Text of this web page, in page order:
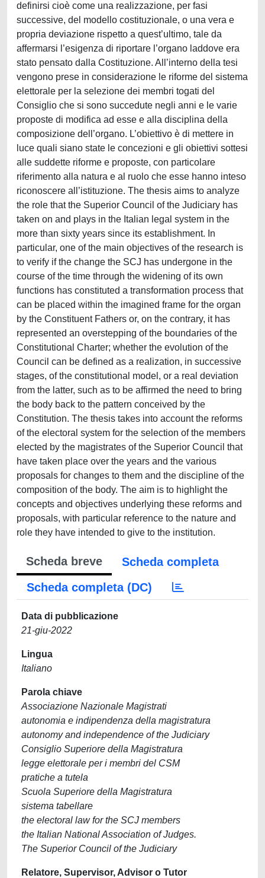
definirsi cioè come una realizzazione, per fasi
successive, del modello costituzionale, o una vera e
propria deviazione rispetto a quest’ultimo, tale da
affermarsi l’esigenza di riportare l’organo laddove era
stato pensato dalla Costituzione. All’interno della tesi
vengono prese in considerazione le riforme del sistema
elettorale per la selezione dei membri togati del
Consiglio che si sono succedute negli anni e le varie
proposte di modifica ad esse e alla disciplina della
composizione dell’organo. L’obiettivo è di mettere in
luce quali siano state le concezioni e gli obiettivi sottesi
alle suddette riforme e proposte, con particolare
riferimento alla natura e al ruolo che esse hanno inteso
riconoscere all’istituzione. The thesis aims to analyze
the role that the Superior Council of the Judiciary has
taken on and plays in the Italian legal system in the
more than sixty years since its establishment. In
particular, one of the main objectives of the research is
to verify if the change the SCJ has undergone in the
course of the time through the widening of its own
functions has constituted a transformation process that
can be placed within the imagined frame for the organ
by the Constituent Fathers or, on the contrary, it has
represented an overstepping of the boundaries of the
Constitutional Charter; whether the evolution of the
Council can be defined as a realization, in successive
stages, of the constitutional model, or a real deviation
from the latter, such as to be affirmed the need to bring
the body back to the pattern conceived by the
Constitution. The thesis takes into account the reforms
of the electoral system for the selection of the members
elected by the magistrates of the Superior Council that
have taken place over the years and the various
proposals for changes to them and the discipline of the
composition of the body. The aim is to highlight the
concepts and objectives underlying these reforms and
proposals, with particular reference to the nature and
role they have intended to give to the institution.
Scheda breve
Scheda completa
Scheda completa (DC)
Data di pubblicazione
21-giu-2022
Lingua
Italiano
Parola chiave
Associazione Nazionale Magistrati
autonomia e indipendenza della magistratura
autonomy and independence of the Judiciary
Consiglio Superiore della Magistratura
legge elettorale per i membri del CSM
pratiche a tutela
Scuola Superiore della Magistratura
sistema tabellare
the electoral law for the SCJ members
the Italian National Association of Judges.
The Superior Council of the Judiciary
Relatore, Supervisor, Advisor o Tutor